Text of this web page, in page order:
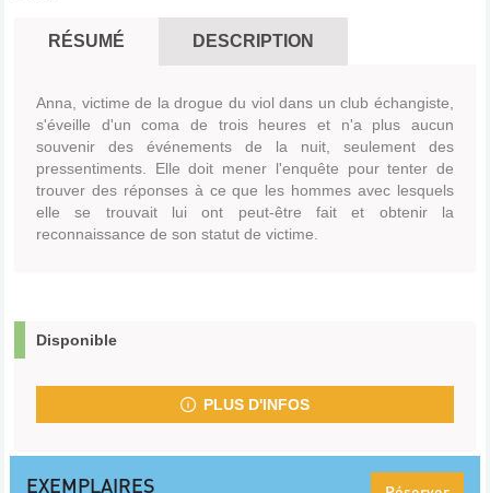
RÉSUMÉ DESCRIPTION
Anna, victime de la drogue du viol dans un club échangiste,
s'éveille d'un coma de trois heures et n'a plus aucun
souvenir des événements de la nuit, seulement des
pressentiments. Elle doit mener l'enquête pour tenter de
trouver des réponses à ce que les hommes avec lesquels
elle se trouvait lui ont peut-être fait et obtenir la
reconnaissance de son statut de victime.
Disponible
PLUS D'INFOS
EXEMPLAIRES